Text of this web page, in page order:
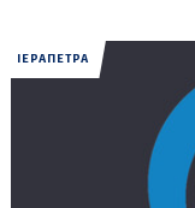
ΙΕΡΑΠΕΤΡΑ